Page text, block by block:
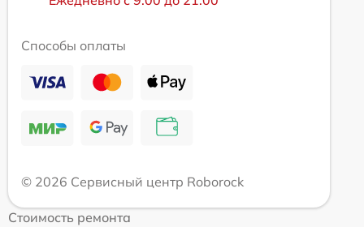
Способы оплаты
© 2026 Сервисный центр Roborock
Стоимость ремонта